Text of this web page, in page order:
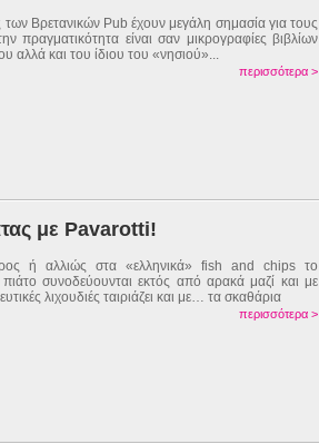
Βρετανικών Pub έχουν μεγάλη σημασία για τους
πραγματικότητα είναι σαν μικρογραφίες βιβλίων
αλλά και του ίδιου του «νησιού»...
περισσότερα >
με Pavarotti!
ή αλλιώς στα «ελληνικά» fish and chips το
συνοδεύουνται εκτός από αρακά μαζί και με
λιχουδιές ταιριάζει και με… τα σκαθάρια
περισσότερα >